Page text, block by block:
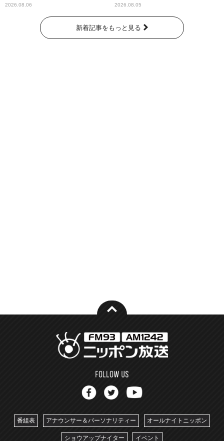
2026.08.06
ツには少ないタイプ」
2026.08.05
新着記事をもっと見る
番組表 アナウンサー＆パーソナリティー オールナイトニッポン
ショウアップナイター イベント